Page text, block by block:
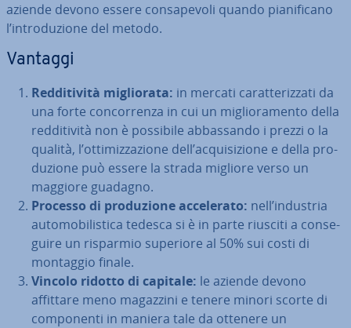
aziende devono essere con­sa­pe­vo­li quando pia­ni­fi­ca­no
l’in­tro­du­zio­ne del metodo.
Vantaggi
Red­di­ti­vi­tà mi­glio­ra­ta: in mercati ca­rat­te­riz­za­ti da
una forte con­cor­ren­za in cui un mi­glio­ra­men­to della
red­di­ti­vi­tà non è possibile ab­bas­san­do i prezzi o la
qualità, l’ot­ti­miz­za­zio­ne dell’ac­qui­si­zio­ne e della pro­
du­zio­ne può essere la strada migliore verso un
maggiore guadagno.
Processo di pro­du­zio­ne ac­ce­le­ra­to: nell’industria
au­to­mo­bi­li­sti­ca tedesca si è in parte riusciti a con­se­
gui­re un risparmio superiore al 50% sui costi di
montaggio finale.
Vincolo ridotto di capitale: le aziende devono
affittare meno magazzini e tenere minori scorte di
com­po­nen­ti in maniera tale da ottenere un